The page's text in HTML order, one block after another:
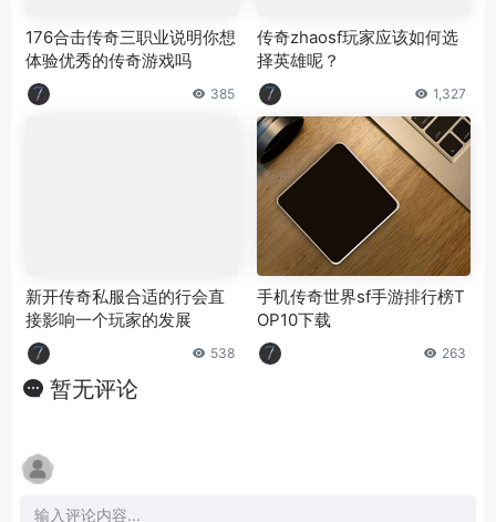
176合击传奇三职业说明你想
体验优秀的传奇游戏吗
385
传奇zhaosf玩家应该如何选
择英雄呢？
1,327
新开传奇私服合适的行会直
接影响一个玩家的发展
538
手机传奇世界sf手游排行榜T
OP10下载
263
暂无评论